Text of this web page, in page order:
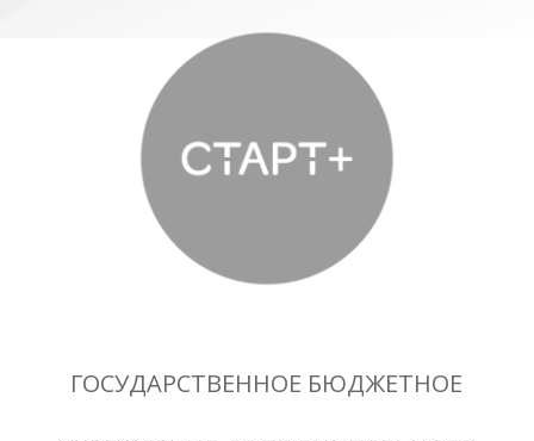
ГОСУДАРСТВЕННОЕ БЮДЖЕТНОЕ